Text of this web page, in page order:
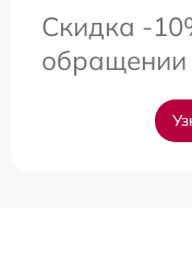
Скидка -
обращении